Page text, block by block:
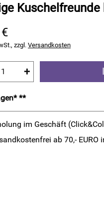
Kuschelfreunde
zzgl. Versandkosten
+
**
im Geschäft
ab 70,-